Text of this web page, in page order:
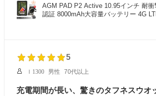
にサポートまでお問い合わせください。
引き続きAGM-Gloryをよろしくお願い申し上げ
AGM PAD P2 Active 10.95インチ 耐
認証 8000mAh大容量バッテリー 4G
5
ｌ1300 男性 70代以上
充電期間が長い、驚きのタフネスウオ